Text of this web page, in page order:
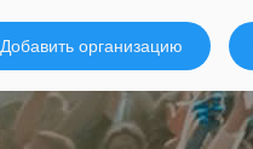
Добавить организацию